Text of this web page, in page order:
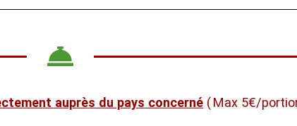
auprès du pays concerné ( Max 5€/